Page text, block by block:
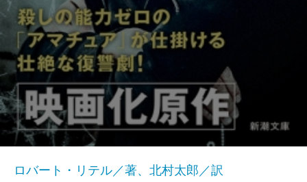
ロバート・リテル／著、北村太郎／訳